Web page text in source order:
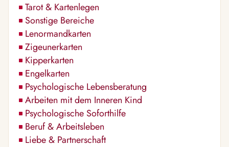
Tarot & Kartenlegen
Sonstige Bereiche
Lenormandkarten
Zigeunerkarten
Kipperkarten
Engelkarten
Psychologische Lebensberatung
Arbeiten mit dem Inneren Kind
Psychologische Soforthilfe
Beruf & Arbeitsleben
Liebe & Partnerschaft